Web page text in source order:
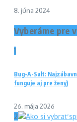
8. júna 2024
Vyberáme pre
1
Bug-A-Salt:
funguje aj pre ženy)
26. mája 2026
2